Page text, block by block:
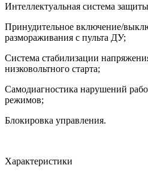
Интеллектуальная система
Принудительное включение/
размораживания с пульта ДУ;
Система стабилизации
низковольтного старта;
Самодиагностика нарушений
режимов;
Блокировка управления.
Характеристики